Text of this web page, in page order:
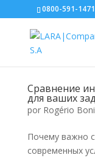
0800-591-1471
Сравнение
для ваших
por Rogério
Почему важно
современных